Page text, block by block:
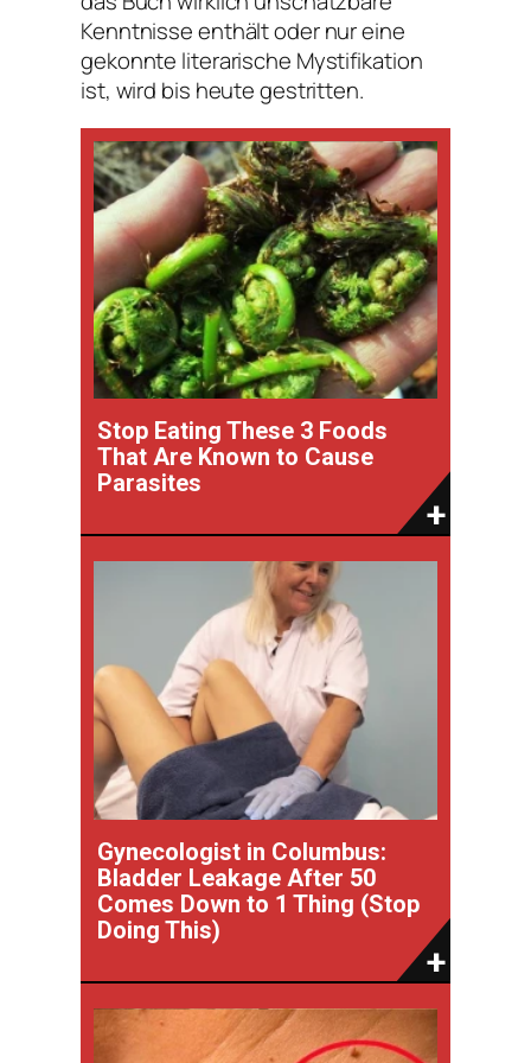
Kenntnisse enthält oder nur eine
gekonnte literarische Mystifikation
ist, wird bis heute gestritten.
Stop Eating These 3 Foods
That Are Known to Cause
Parasites
Gynecologist in Columbus:
Bladder Leakage After 50
Comes Down to 1 Thing (Stop
Doing This)